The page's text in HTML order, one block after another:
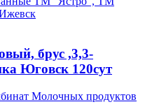
брус ,3,3-
Юговск 120сут
Молочных продуктов